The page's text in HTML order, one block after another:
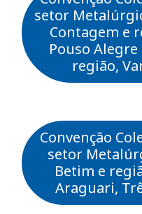
setor
Contagem e
Pouso
região,
Convenção
setor
Betim e
Araguari,